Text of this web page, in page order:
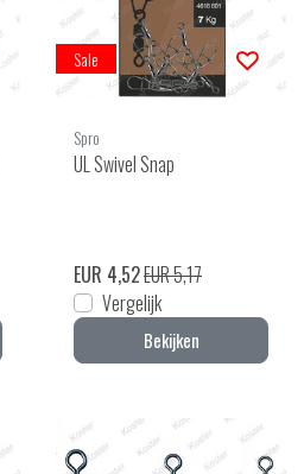
Sale
Spro
UL Swivel Snap
EUR 4,52EUR 5,17
Vergelijk
Bekijken